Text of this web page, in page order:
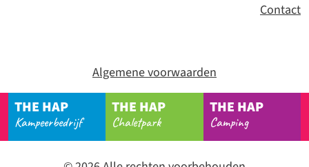
Contact
Algemene voorwaarden
THE HAP
Kampeerbedrijf
THE HAP
Chaletpark
THE HAP
Camping